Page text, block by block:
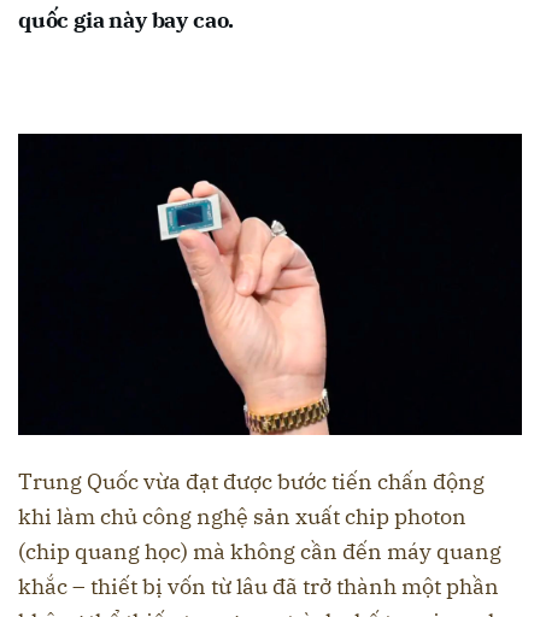
quốc gia này bay cao.
Trung Quốc vừa đạt được bước tiến chấn động
khi làm chủ công nghệ sản xuất chip photon
(chip quang học) mà không cần đến máy quang
khắc – thiết bị vốn từ lâu đã trở thành một phần